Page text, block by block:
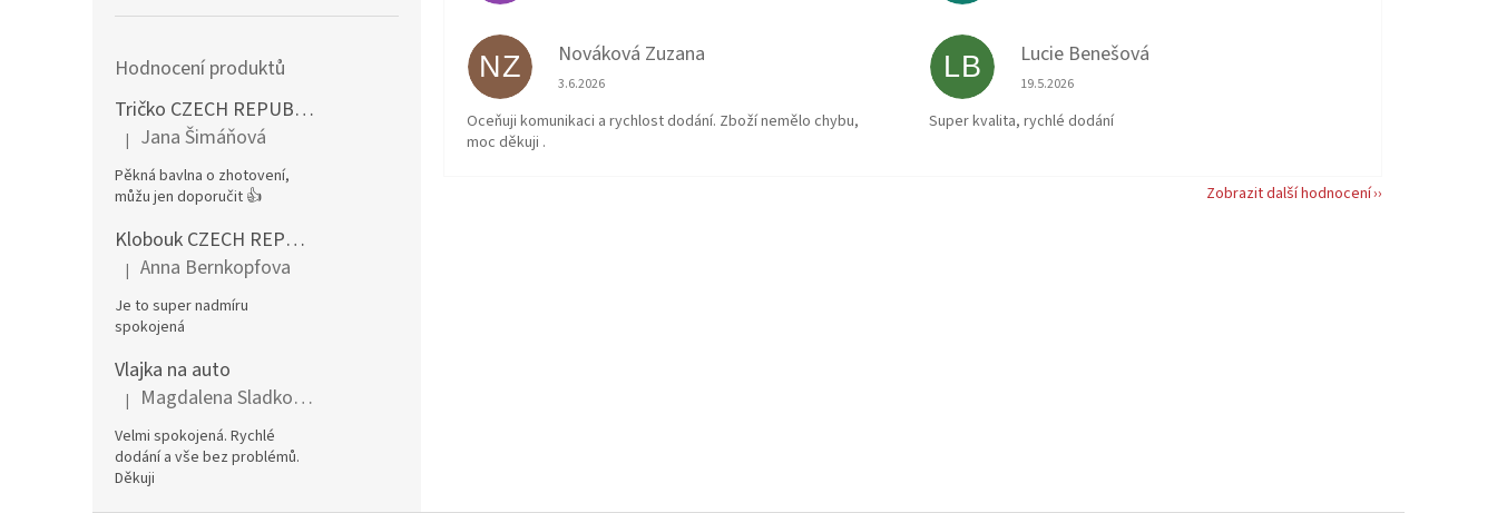
Hodnocení produktů
Tričko CZECH REPUBLIC – pánské, červené
Hodnocení produktu je 5 z 5 hvězdiček.
| Jana Šimáňová
Pěkná bavlna o zhotovení,
můžu jen doporučit 👍
Klobouk CZECH REPUBLIC rohy CZ
Hodnocení produktu je 5 z 5 hvězdiček.
| Anna Bernkopfova
Je to super nadmíru
spokojená
Vlajka na auto
Hodnocení produktu je 5 z 5 hvězdiček.
| Magdalena Sladkovská
Velmi spokojená. Rychlé
dodání a vše bez problémů.
Děkuji
NZ Nováková Zuzana
Hodnocení obchodu je 5 z 5 hvězdiček.
3.6.2026
Oceňuji komunikaci a rychlost dodání. Zboží nemělo chybu,
moc děkuji .
LB Lucie Benešová
Hodnocení obchodu je 5 z 5 hvězdiček.
19.5.2026
Super kvalita, rychlé dodání
Zobrazit další hodnocení